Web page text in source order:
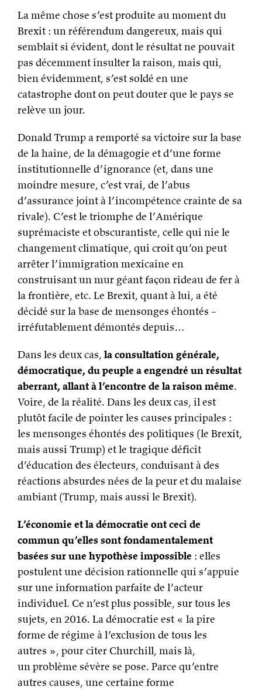
La même chose s’est produite au moment du
Brexit : un référendum dangereux, mais qui
semblait si évident, dont le résultat ne pouvait
pas décemment insulter la raison, mais qui,
bien évidemment, s’est soldé en une
catastrophe dont on peut douter que le pays se
relève un jour.
Donald Trump a remporté sa victoire sur la base
de la haine, de la démagogie et d’une forme
institutionnelle d’ignorance (et, dans une
moindre mesure, c’est vrai, de l’abus
d’assurance joint à l’incompétence crainte de sa
rivale). C’est le triomphe de l’Amérique
suprémaciste et obscurantiste, celle qui nie le
changement climatique, qui croit qu’on peut
arrêter l’immigration mexicaine en
construisant un mur géant façon rideau de fer à
la frontière, etc. Le Brexit, quant à lui, a été
décidé sur la base de mensonges éhontés –
irréfutablement démontés depuis…
Dans les deux cas, la consultation générale,
démocratique, du peuple a engendré un résultat
aberrant, allant à l’encontre de la raison même.
Voire, de la réalité. Dans les deux cas, il est
plutôt facile de pointer les causes principales :
les mensonges éhontés des politiques (le Brexit,
mais aussi Trump) et le tragique déficit
d’éducation des électeurs, conduisant à des
réactions absurdes nées de la peur et du malaise
ambiant (Trump, mais aussi le Brexit).
L’économie et la démocratie ont ceci de
commun qu’elles sont fondamentalement
basées sur une hypothèse impossible : elles
postulent une décision rationnelle qui s’appuie
sur une information parfaite de l’acteur
individuel. Ce n’est plus possible, sur tous les
sujets, en 2016. La démocratie est « la pire
forme de régime à l’exclusion de tous les
autres », pour citer Churchill, mais là,
un problème sévère se pose. Parce qu’entre
autres causes, une certaine forme